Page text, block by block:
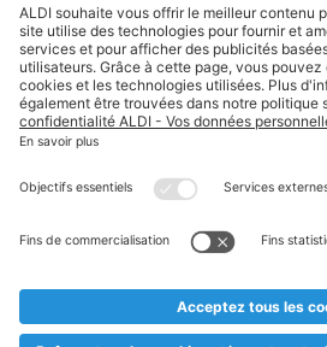
Suivez ALDI Belgique
Textes marqués d'un astérisque et
* Nous vendons ces articles
au cas où, malgré le planning bien
prématurément en rupture de stock.
** Sur ce site, l’utilisation de la forme